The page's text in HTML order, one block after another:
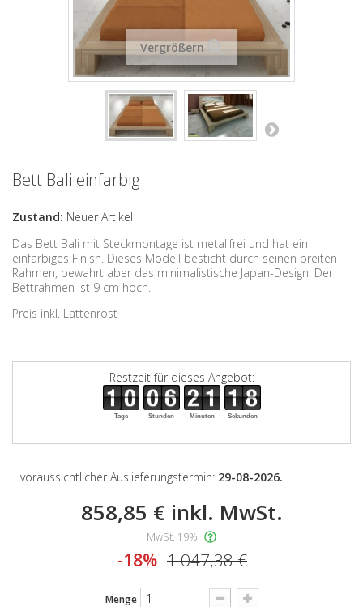
Vergrößern
Bett Bali einfarbig
Zustand: Neuer Artikel
Das Bett Bali mit Steckmontage ist metallfrei und hat ein
einfarbiges Finish. Dieses Modell besticht durch seinen breiten
Rahmen, bewahrt aber das minimalistische Japan-Design. Der
Bettrahmen ist 9 cm hoch.
Preis inkl. Lattenrost
Restzeit für dieses Angebot:
Tage Stunden Minuten Sekunden
voraussichtlicher Auslieferungstermin: 29-08-2026.
858,85 €inkl. MwSt.
MwSt. 19%
-18% 1 047,38 €
Menge